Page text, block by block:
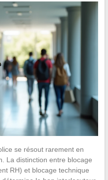
se résout rarement en
La distinction entre blocage
RH) et blocage technique